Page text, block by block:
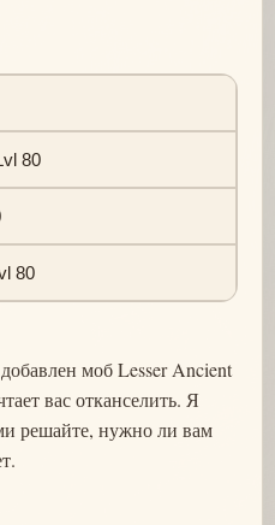
80
80
моб Lesser Ancient
вас отканселить. Я
решайте, нужно ли вам